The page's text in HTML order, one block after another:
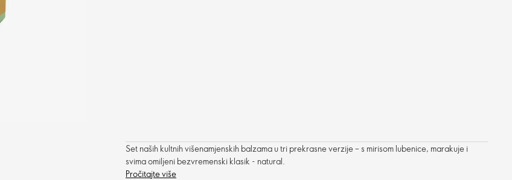
Set naših kultnih višenamjenskih balzama u tri prekrasne verzije – s mirisom lubenice, marakuje i
svima omiljeni bezvremenski klasik - natural.
Pročitajte više